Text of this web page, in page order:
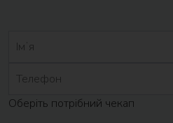
Оберіть потрібний чекап